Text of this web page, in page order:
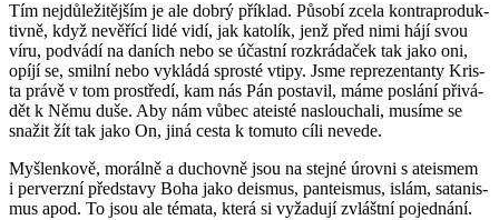
Tím nej­dů­le­ži­těj­ším je ale dobrý pří­klad. Pů­so­bí zcela kon­tra­pro­duk­
tiv­ně, když ne­vě­ří­cí lidé vidí, jak ka­to­lík, jenž před nimi hájí svou
víru, pod­vá­dí na da­ních nebo se účast­ní roz­krá­da­ček tak jako oni,
opíjí se, smil­ní nebo vy­klá­dá spros­té vtipy. Jsme re­pre­zen­tan­ty Kris­
ta právě v tom pro­stře­dí, kam nás Pán po­sta­vil, máme po­slá­ní při­vá­
dět k Němu duše. Aby nám vůbec ate­is­té na­slou­cha­li, mu­sí­me se
sna­žit žít tak jako On, jiná cesta k to­mu­to cíli ne­ve­de.
Myš­len­ko­vě, mo­rál­ně a du­chov­ně jsou na stej­né úrov­ni s ate­is­mem
i per­verz­ní před­sta­vy Boha jako de­is­mus, pan­te­is­mus, islám, sa­ta­nis­
mus apod. To jsou ale té­ma­ta, která si vy­ža­du­jí zvlášt­ní po­jed­ná­ní.